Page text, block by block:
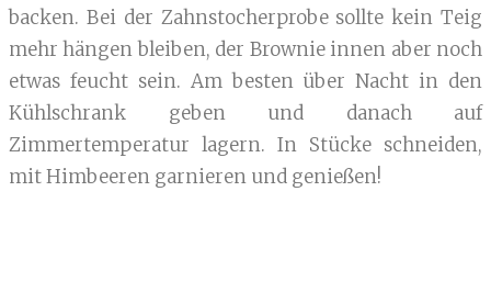
backen. Bei der Zahnstocherprobe sollte kein Teig
mehr hängen bleiben, der Brownie innen aber noch
etwas feucht sein. Am besten über Nacht in den
Kühlschrank geben und danach auf
Zimmertemperatur lagern. In Stücke schneiden,
mit Himbeeren garnieren und genießen!